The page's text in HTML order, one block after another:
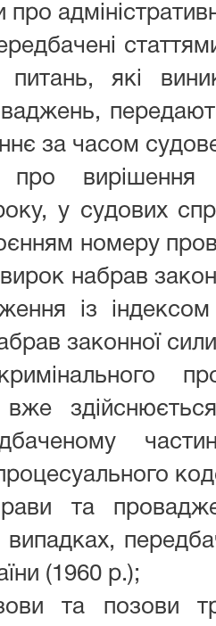
про
питань, які
за часом
вирішення
у судових
номеру
набрав
із
законної
вже
та
(1960 р.);
та позови